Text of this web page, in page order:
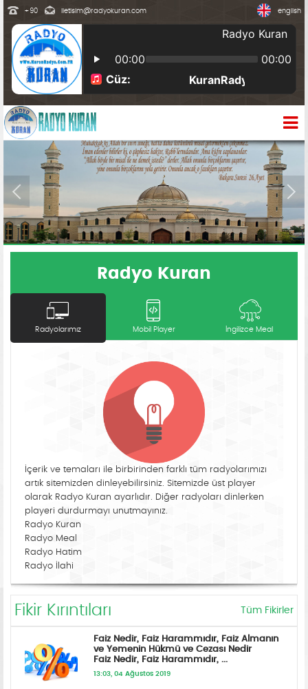
+90 iletisim@radyokuran.com english
Radyo Kuran
Radyolarımız Mobil Player İngilizce Meal
İçerik ve temaları ile birbirinden farklı tüm radyolarımızı
artık sitemizden dinleyebilirsiniz. Sitemizde üst player
olarak Radyo Kuran ayarlıdır. Diğer radyoları dinlerken
playeri durdurmayı unutmayınız.
Radyo Kuran
Radyo Meal
Radyo Hatim
Radyo İlahi
Fikir Kırıntıları Tüm Fikirler
Faiz Nedir, Faiz Harammıdır, Faiz Almanın
ve Yemenin Hükmü ve Cezası Nedir
Faiz Nedir, Faiz Harammıdır, ...
13:03, 04 Ağustos 2019